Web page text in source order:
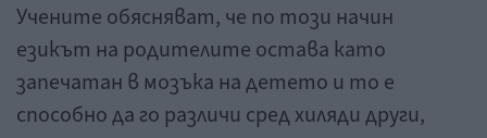
Учените обясняват, че по този начин
езикът на родителите остава като
запечатан в мозъка на детето и то е
способно да го различи сред хиляди други,